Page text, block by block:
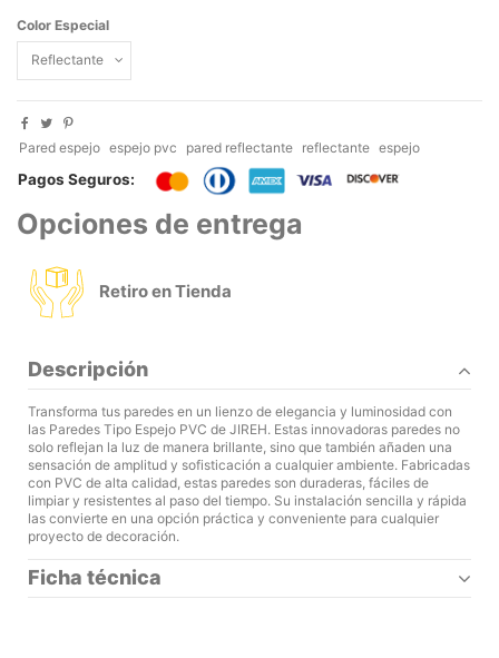
Color Especial
Pared espejo espejo pvc pared reflectante reflectante espejo
Pagos Seguros:
Opciones de entrega
Retiro en Tienda
Descripción
Transforma tus paredes en un lienzo de elegancia y luminosidad con
las Paredes Tipo Espejo PVC de JIREH. Estas innovadoras paredes no
solo reflejan la luz de manera brillante, sino que también añaden una
sensación de amplitud y sofisticación a cualquier ambiente. Fabricadas
con PVC de alta calidad, estas paredes son duraderas, fáciles de
limpiar y resistentes al paso del tiempo. Su instalación sencilla y rápida
las convierte en una opción práctica y conveniente para cualquier
proyecto de decoración.
Ficha técnica